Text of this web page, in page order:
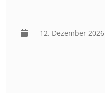
12. Dezember 2026